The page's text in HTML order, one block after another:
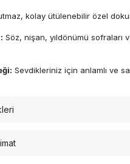
kolay ütülenebilir özel
Söz, nişan, yıldönümü sofraları
Sevdikleriniz için anlamlı ve